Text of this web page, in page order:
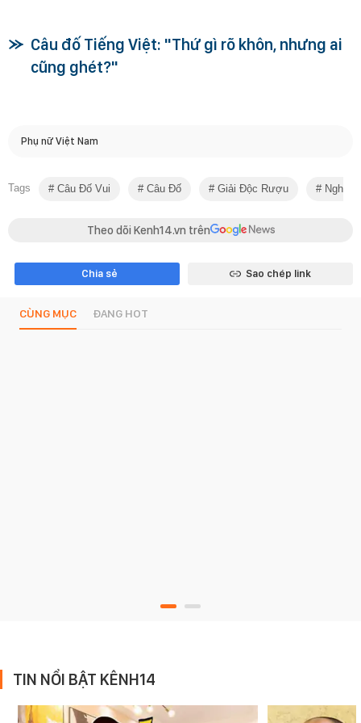
Câu đố Tiếng Việt: "Thứ gì rõ khôn, nhưng ai
cũng ghét?"
Phụ nữ Việt Nam
Tags Câu Đố Vui Câu Đố Giải Độc Rượu Nghiên
Theo dõi Kenh14.vn trên
Chia sẻ Sao chép link
CÙNG MỤC ĐANG HOT
TIN NỔI BẬT KÊNH14